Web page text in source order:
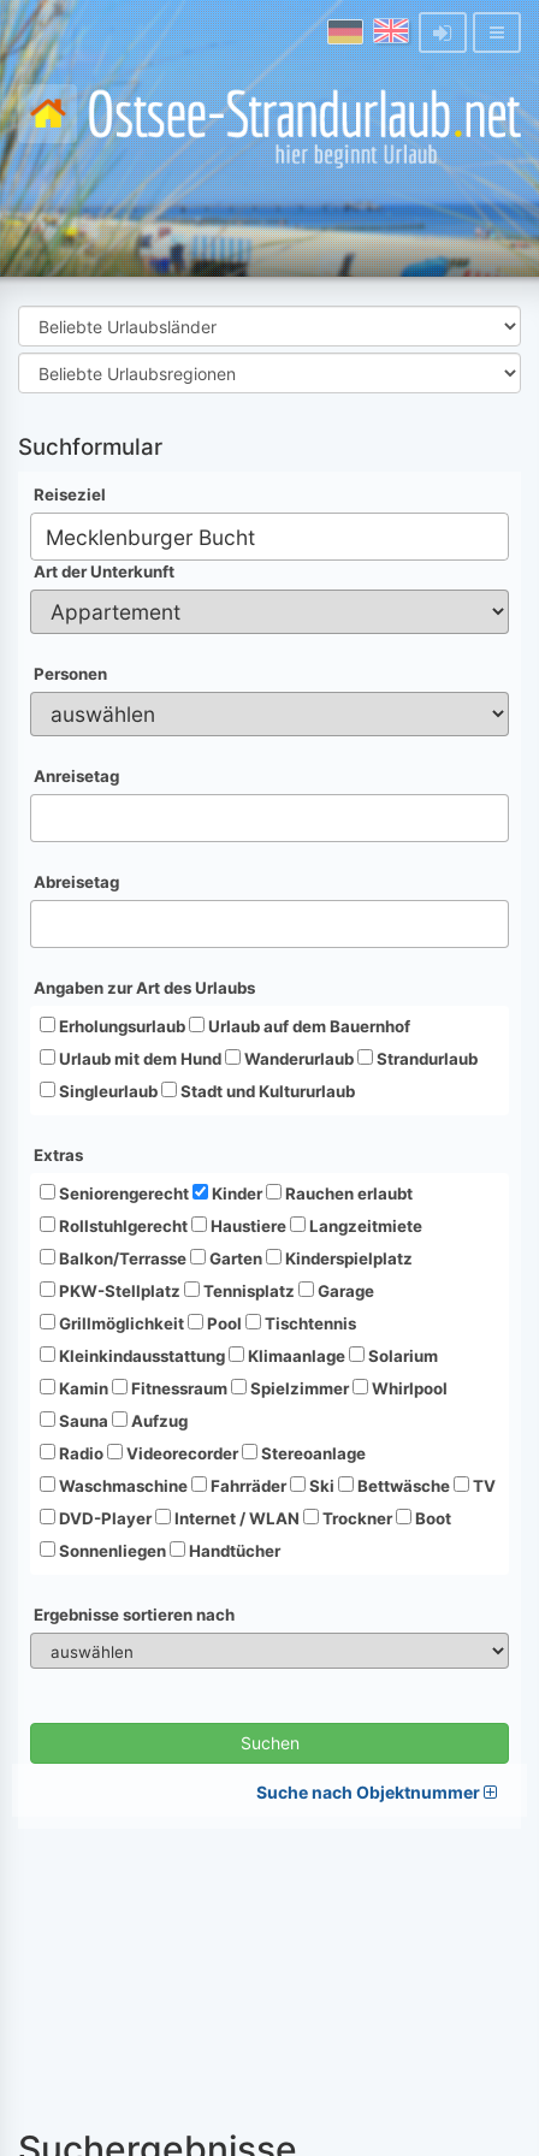
Suchformular
Reiseziel
Art der Unterkunft
Personen
Anreisetag
Abreisetag
Angaben zur Art des Urlaubs
Erholungsurlaub
Urlaub auf dem Bauernhof
Urlaub mit dem Hund
Wanderurlaub
Strandurlaub
Singleurlaub
Stadt und Kultururlaub
Extras
Seniorengerecht
Kinder
Rauchen erlaubt
Rollstuhlgerecht
Haustiere
Langzeitmiete
Balkon/Terrasse
Garten
Kinderspielplatz
PKW-Stellplatz
Tennisplatz
Garage
Grillmöglichkeit
Pool
Tischtennis
Kleinkindausstattung
Klimaanlage
Solarium
Kamin
Fitnessraum Spielzimmer
Whirlpool
Sauna
Aufzug
Radio
Videorecorder
Stereoanlage
Waschmaschine
Fahrräder Ski Bettwäsche
TV
DVD-Player
Internet / WLAN Trockner
Boot
Sonnenliegen
Handtücher
Ergebnisse sortieren nach
Suchen
Suche nach Objektnummer